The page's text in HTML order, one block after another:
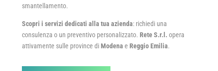
smantellamento.
Scopri i servizi dedicati alla tua azienda: richiedi una
consulenza o un preventivo personalizzato. Rete S.r.l. opera
attivamente sulle province di Modena e Reggio Emilia.